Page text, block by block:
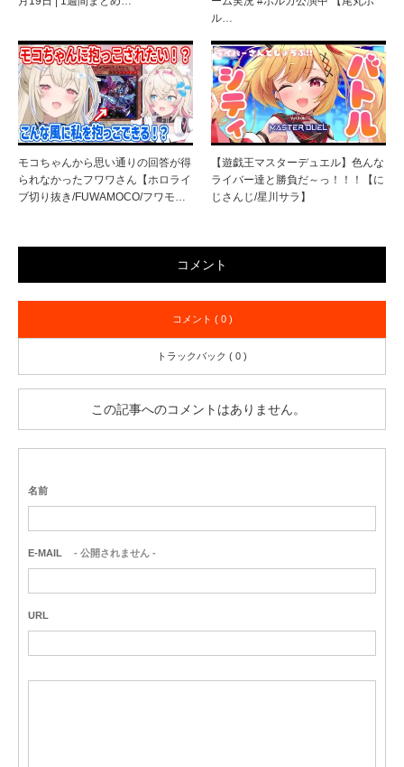
ル…
モコちゃんから思い通りの回答が得
られなかったフワワさん【ホロライ
ブ切り抜き/FUWAMOCO/フワモ…
【遊戯王マスターデュエル】色んな
ライバー達と勝負だ～っ！！！【に
じさんじ/星川サラ】
コメント
コメント ( 0 )
トラックバック ( 0 )
この記事へのコメントはありません。
名前
E-MAIL - 公開されません -
URL